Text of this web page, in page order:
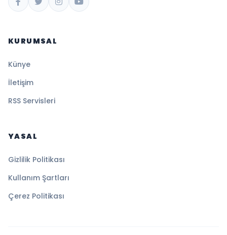
KURUMSAL
Künye
İletişim
RSS Servisleri
YASAL
Gizlilik Politikası
Kullanım Şartları
Çerez Politikası